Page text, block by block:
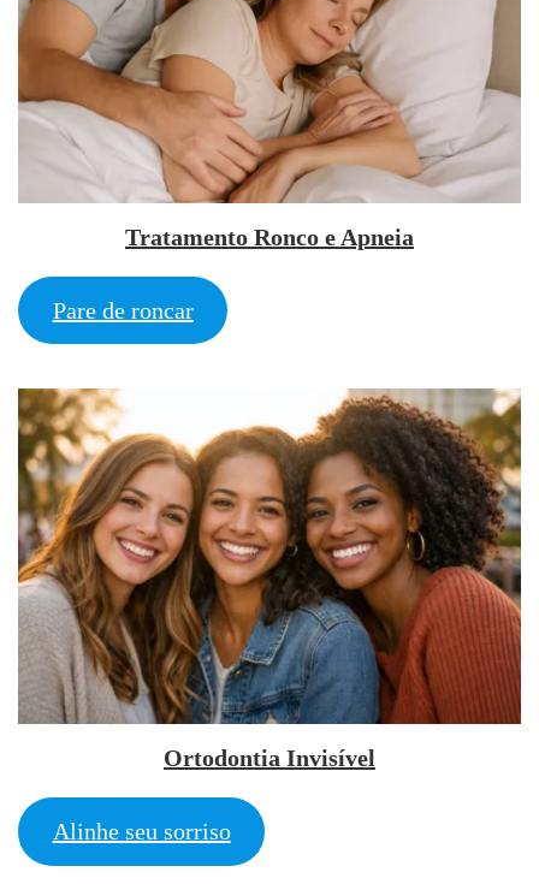
Tratamento Ronco e Apneia
Pare de roncar
Ortodontia Invisível
Alinhe seu sorriso